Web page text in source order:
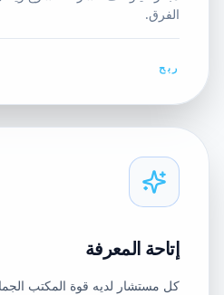
الفرق.
ربح
إتاحة المعرفة
كل مستشار لديه قوة المكتب